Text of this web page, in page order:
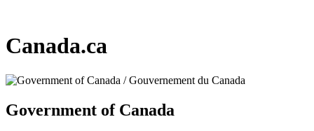
Canada.ca
Government of Canada